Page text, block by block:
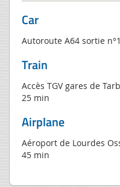
Car
Autoroute A64 sortie
Train
Accès TGV gares de
25 min
Airplane
Aéroport de Lourdes
45 min